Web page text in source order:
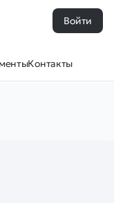
Войти
Контакты